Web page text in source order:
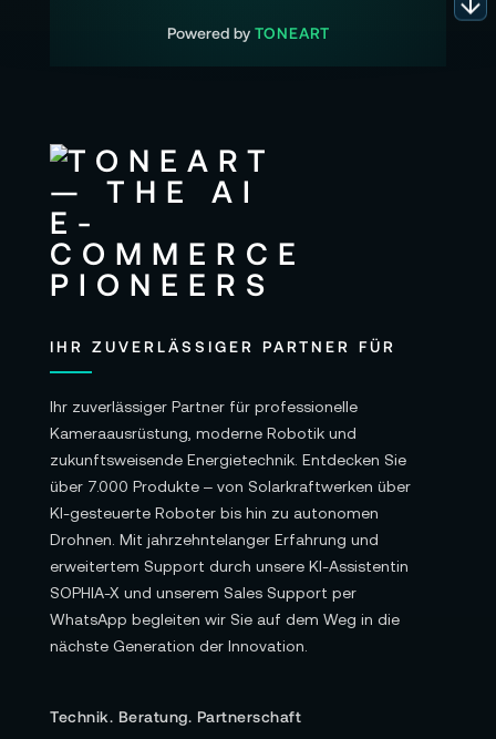
Powered by TONEART
IHR ZUVERLÄSSIGER PARTNER FÜR
Ihr zuverlässiger Partner für professionelle
Kameraausrüstung, moderne Robotik und
zukunftsweisende Energietechnik. Entdecken Sie
über 7.000 Produkte – von Solarkraftwerken über
KI-gesteuerte Roboter bis hin zu autonomen
Drohnen. Mit jahrzehntelanger Erfahrung und
erweitertem Support durch unsere KI-Assistentin
SOPHIA-X und unserem Sales Support per
WhatsApp begleiten wir Sie auf dem Weg in die
nächste Generation der Innovation.
Technik. Beratung. Partnerschaft